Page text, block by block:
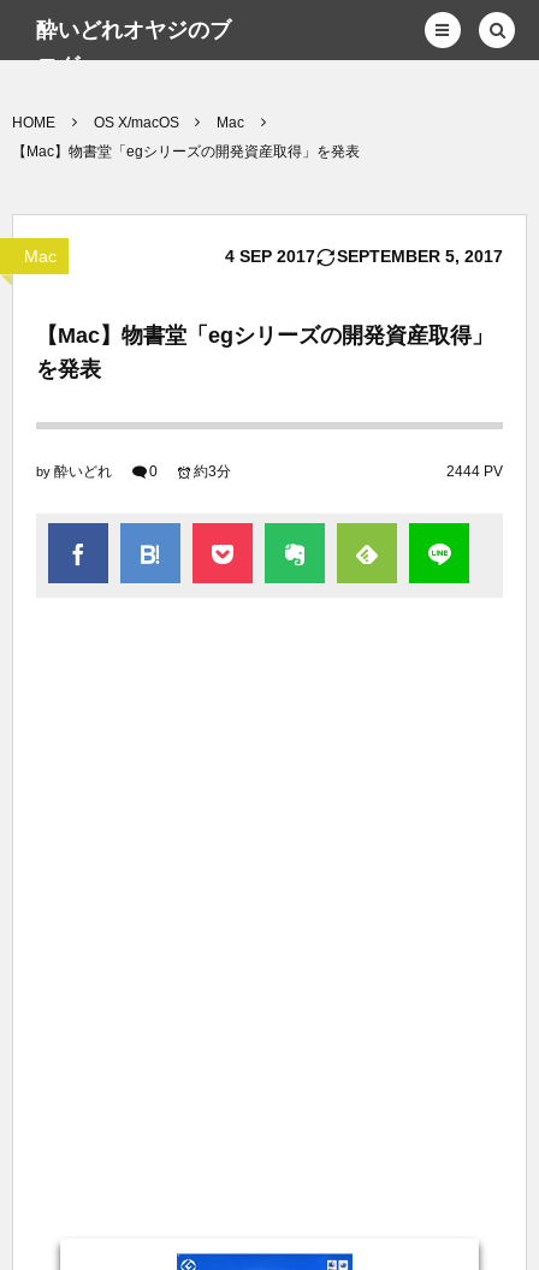
酔いどれオヤジのブ
ログwp
HOME OS X/macOS
Mac
【Mac】物書堂「egシリーズの開発資産取得」を発表
Mac 4 SEP 2017 SEPTEMBER 5, 2017
【Mac】物書堂「egシリーズの開発資産取得」
を発表
by 酔いどれ 0 2444 PV
約3分